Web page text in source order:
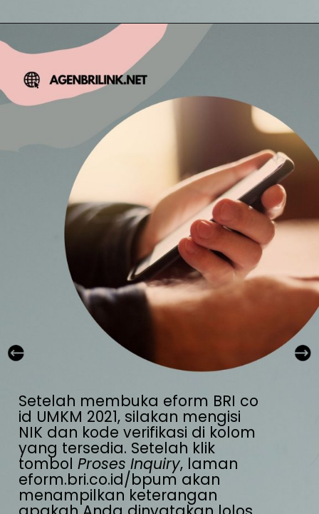
Setelah membuka eform BRI co
id UMKM 2021, silakan mengisi
NIK dan kode verifikasi di kolom
yang tersedia. Setelah klik
tombol Proses Inquiry, laman
eform.bri.co.id/bpum akan
menampilkan keterangan